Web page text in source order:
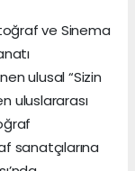
ve Sinema
ulusal “Sizin
uluslararası
sanatçılarına